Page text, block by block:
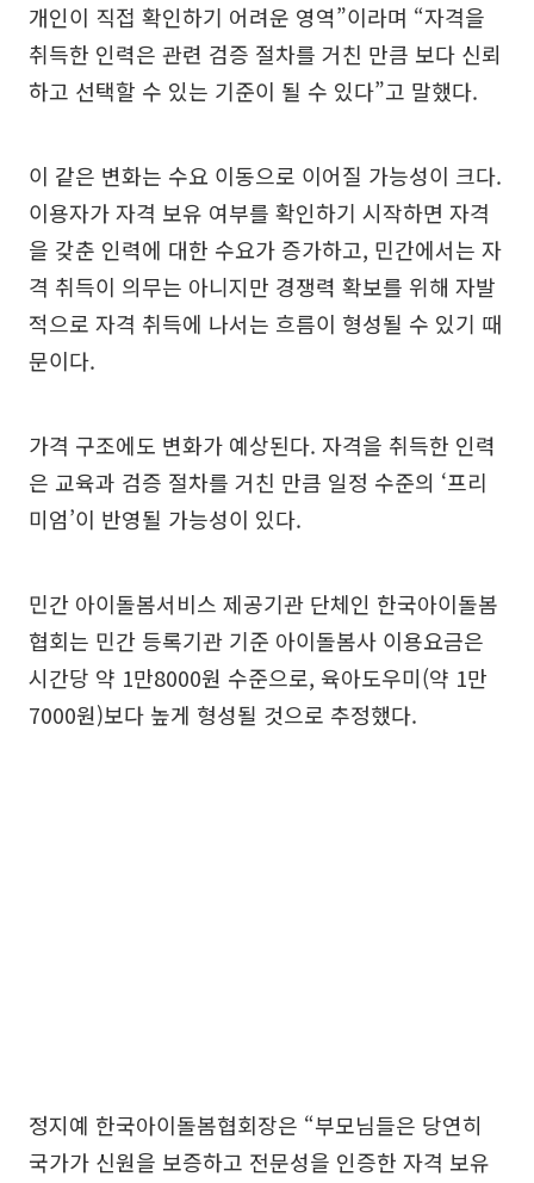
개인이 직접 확인하기 어려운 영역”이라며 “자격을
취득한 인력은 관련 검증 절차를 거친 만큼 보다 신뢰
하고 선택할 수 있는 기준이 될 수 있다”고 말했다.
이 같은 변화는 수요 이동으로 이어질 가능성이 크다.
이용자가 자격 보유 여부를 확인하기 시작하면 자격
을 갖춘 인력에 대한 수요가 증가하고, 민간에서는 자
격 취득이 의무는 아니지만 경쟁력 확보를 위해 자발
적으로 자격 취득에 나서는 흐름이 형성될 수 있기 때
문이다.
가격 구조에도 변화가 예상된다. 자격을 취득한 인력
은 교육과 검증 절차를 거친 만큼 일정 수준의 ‘프리
미엄’이 반영될 가능성이 있다.
민간 아이돌봄서비스 제공기관 단체인 한국아이돌봄
협회는 민간 등록기관 기준 아이돌봄사 이용요금은
시간당 약 1만8000원 수준으로, 육아도우미(약 1만
7000원)보다 높게 형성될 것으로 추정했다.
정지예 한국아이돌봄협회장은 “부모님들은 당연히
국가가 신원을 보증하고 전문성을 인증한 자격 보유